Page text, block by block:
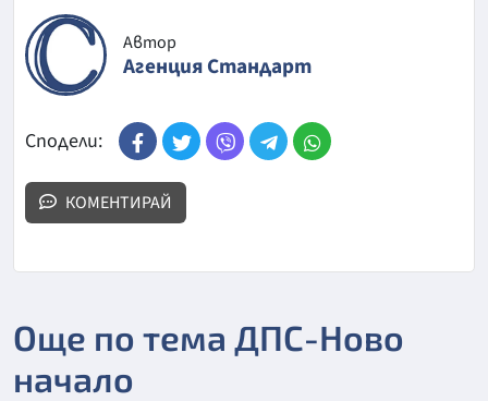
Автор
Агенция Стандарт
Сподели:
КОМЕНТИРАЙ
Още по тема ДПС-Ново
начало